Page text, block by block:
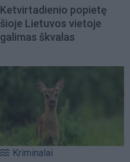
Ketvirtadienio popietę
šioje Lietuvos vietoje
galimas škvalas
Kriminalai